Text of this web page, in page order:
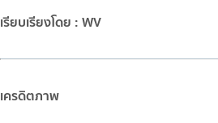
เรียบเรียงโดย : WV
เครดิตภาพ